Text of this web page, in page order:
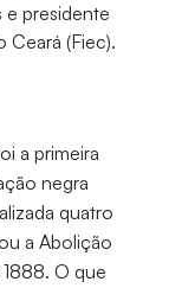
e presidente
Ceará (Fiec).
a primeira
negra
quatro
a Abolição
O que